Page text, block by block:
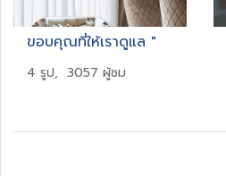
ขอบคุณที่ให้เราดูแล "
4 รูป, 3057 ผู้ชม